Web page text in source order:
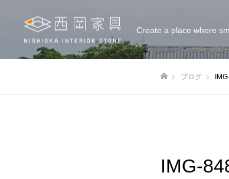
Create a place where
ブログ
IMG-